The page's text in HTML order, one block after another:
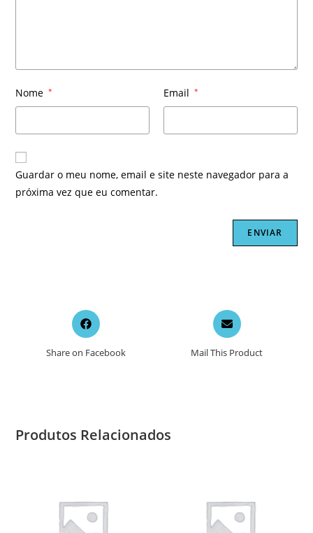
Nome * Email *
Guardar o meu nome, email e site neste navegador para a
próxima vez que eu comentar.
Opens
in
new
Share on Facebook
Opens
in
a
new
Mail This Product
Produtos Relacionados